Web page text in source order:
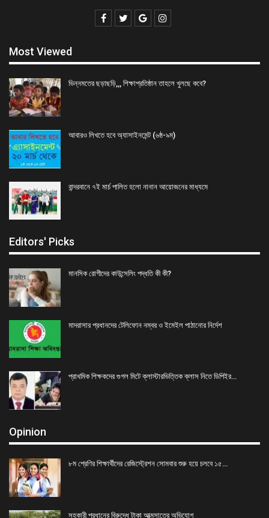
Most Viewed
ভিন্নমতের ছড়াছড়ি,,, শিক্ষাপ্রতিষ্ঠান তাহলে খুলছে কবে?
আবারও লিখতে হবে অ্যাসাইনমেন্ট (৬ষ্ঠ-৯ম)
বান্দরবানে ৭ই মার্চ পালিত হলো নানান আয়োজনের মাধ্যমে
Editors' Picks
মানসিক রোগীদের কাউন্সেলিং পদ্ধতি কী কী?
মাদরাসার প্রধানদের টেলিফোন নম্বর ও ইমেইল পাঠানোর নির্দেশ
প্রাথমিক শিক্ষকদের গুগল মিটে ক্লাস্টারভিত্তিক ক্লাস নিতে ডিপিইর…
Opinion
৮ম শ্রেণির শিক্ষার্থীদের রেজিস্ট্রেশন সোমবার শুরু হয়ে চলবে ১৫…
সহকারী প্রধানের বিরুদ্ধে টাকা আত্মসাতের অভিযোগ